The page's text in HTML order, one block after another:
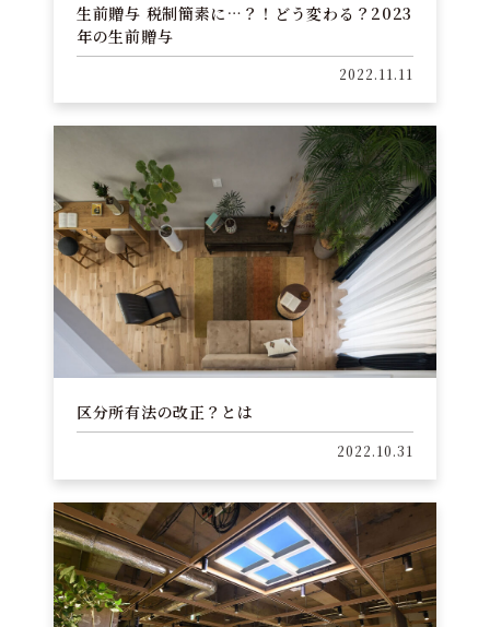
生前贈与 税制簡素に…？！どう変わる？2023
年の生前贈与
2022.11.11
区分所有法の改正？とは
2022.10.31